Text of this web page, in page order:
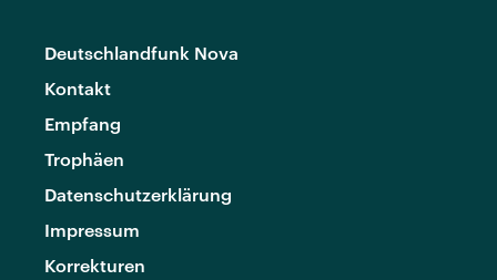
Deutschlandfunk Nova
Kontakt
Empfang
Trophäen
Datenschutzerklärung
Impressum
Korrekturen